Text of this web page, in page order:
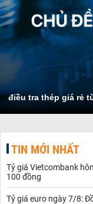
điều tra thép giá rẻ
TIN MỚI NHẤT
Tỷ giá Vietcombank
100 đồng
Tỷ giá euro ngày 7/8: